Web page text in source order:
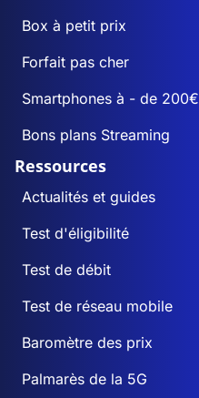
Box à petit prix
Forfait pas cher
Smartphones à - de 200€
Bons plans Streaming
Ressources
Actualités et guides
Test d'éligibilité
Test de débit
Test de réseau mobile
Baromètre des prix
Palmarès de la 5G